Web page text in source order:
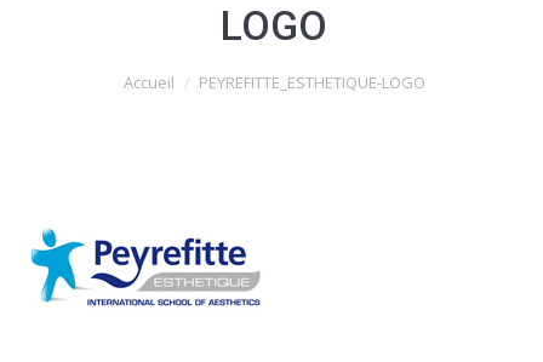
LOGO
Vous êtes ici :Accueil PEYREFITTE_ESTHETIQUE-LOGO